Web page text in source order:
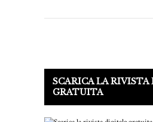
SCARICA LA
GRATUITA